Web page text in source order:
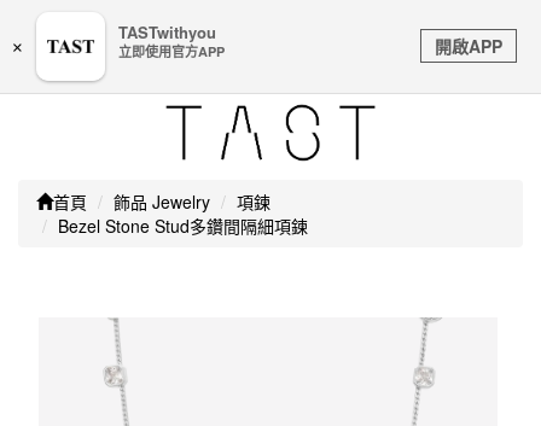
銀行帳戶或信用卡等個人資訊，如接到請立即掛斷或撥打
Toggle
navigation
首頁 飾品 Jewelry
項鍊
Bezel Stone Stud多鑽間隔細項鍊
×
TASTwithyou
立即使用官方APP 開啟APP